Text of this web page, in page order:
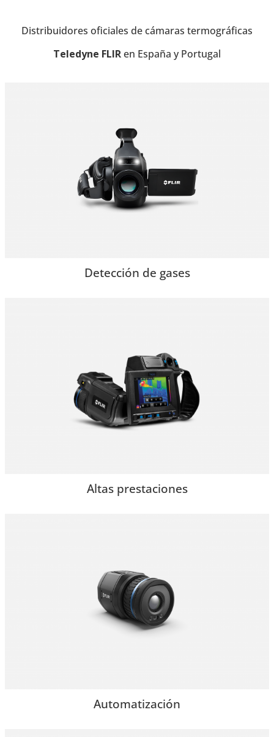
Distribuidores oficiales de cámaras termográficas
Teledyne FLIRen España y Portugal
Detección de gases
Altas prestaciones
Automatización